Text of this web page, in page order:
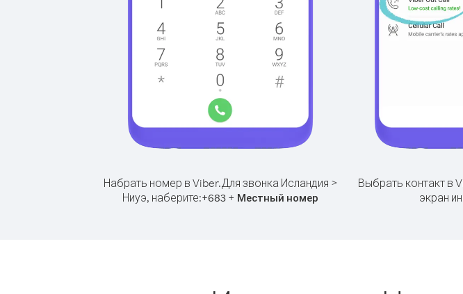
Набрать номер в Viber.Для звонка Исландия >
Ниуэ, наберите:+683 + Местный номер
Выбрать контакт в
экран